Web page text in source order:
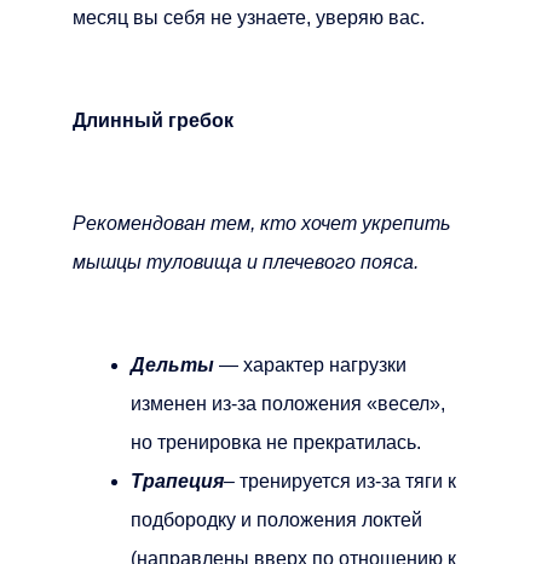
месяц вы себя не узнаете, уверяю вас.
Длинный гребок
Рекомендован тем, кто хочет укрепить
мышцы туловища и плечевого пояса.
Дельты — характер нагрузки
изменен из-за положения «весел»,
но тренировка не прекратилась.
Трапеция– тренируется из-за тяги к
подбородку и положения локтей
(направлены вверх по отношению к